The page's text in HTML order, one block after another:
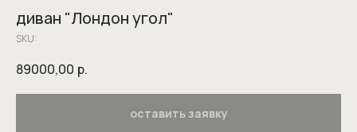
диван "Лондон угол"
SKU:
89000,00 р.
оставить заявку